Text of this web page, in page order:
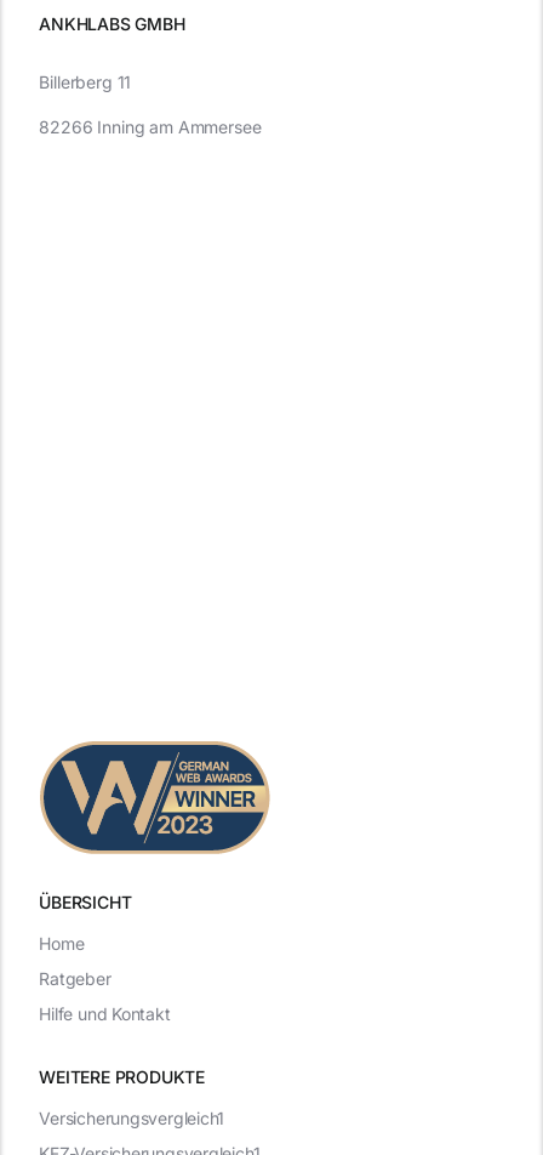
ANKHLABS GMBH
ÜBERSICHT
WEITERE PRODUKTE
Billerberg 11
82266 Inning am Ammersee
Versicherungsvergleich1
Home
Ratgeber
Hilfe und Kontakt